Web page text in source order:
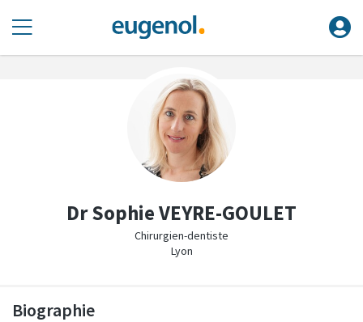
Dr Sophie VEYRE-GOULET
Chirurgien-dentiste
Lyon
Biographie